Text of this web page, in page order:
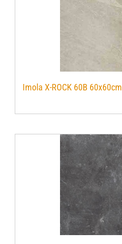
Imola X-ROCK 60B 60x60cm